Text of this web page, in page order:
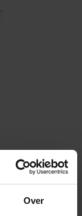
Over